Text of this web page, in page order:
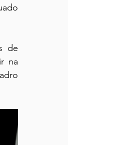
de
na